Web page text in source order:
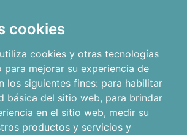
cookies
cookies y otras tecnologías
para mejorar su experiencia de
los siguientes fines: para habilitar
básica del sitio web, para brindar
en el sitio web, medir su
productos y servicios y